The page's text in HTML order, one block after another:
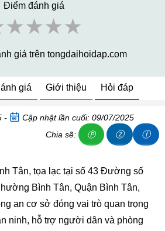
Điểm đánh giá
giá trên tongdaihoidap.com
giá Giới thiệu Hỏi đáp
-
Cập nhật lần cuối: 09/07/2025
Chia sẽ:
Ⓟ ⓩ ⓕ
Tân, tọa lạc tại số 43 Đường số
Bình Tân, Quận Bình Tân,
an cơ sở đóng vai trò quan trọng
ninh, hỗ trợ người dân và phòng